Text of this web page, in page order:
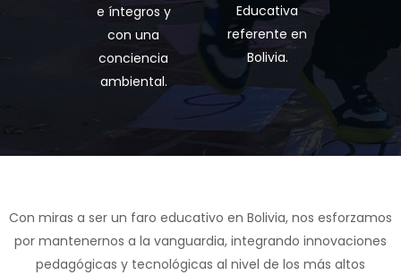
e íntegros y
con una
conciencia
ambiental.
Educativa
referente en
Bolivia.
Con miras a ser un faro educativo en Bolivia, nos esforzamos
por mantenernos a la vanguardia, integrando innovaciones
pedagógicas y tecnológicas al nivel de los más altos